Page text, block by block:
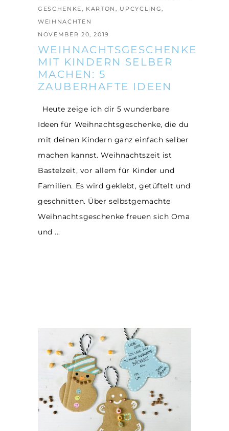
GESCHENKE, KARTON, UPCYCLING,
WEIHNACHTEN
NOVEMBER 20, 2019
WEIHNACHTSGESCHENKE
MIT KINDERN SELBER
MACHEN: 5
ZAUBERHAFTE IDEEN
Heute zeige ich dir 5 wunderbare
Ideen für Weihnachtsgeschenke, die du
mit deinen Kindern ganz einfach selber
machen kannst. Weihnachtszeit ist
Bastelzeit, vor allem für Kinder und
Familien. Es wird geklebt, getüftelt und
geschnitten. Über selbstgemachte
Weihnachtsgeschenke freuen sich Oma
und